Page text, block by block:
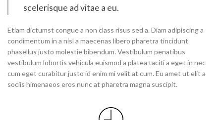
scelerisque ad vitae a eu.
Etiam dictumst congue a non class risus sed a. Diam adipiscing a
condimentum in a nisl a maecenas libero pharetra tincidunt
phasellus justo molestie bibendum. Vestibulum penatibus
vestibulum lobortis vehicula euismod a platea taciti a eget in nec
cum eget curabitur justo id enim mi velit at cum. Eu amet ut elit a
sociis himenaeos eros nunc at pharetra magna suscipit.